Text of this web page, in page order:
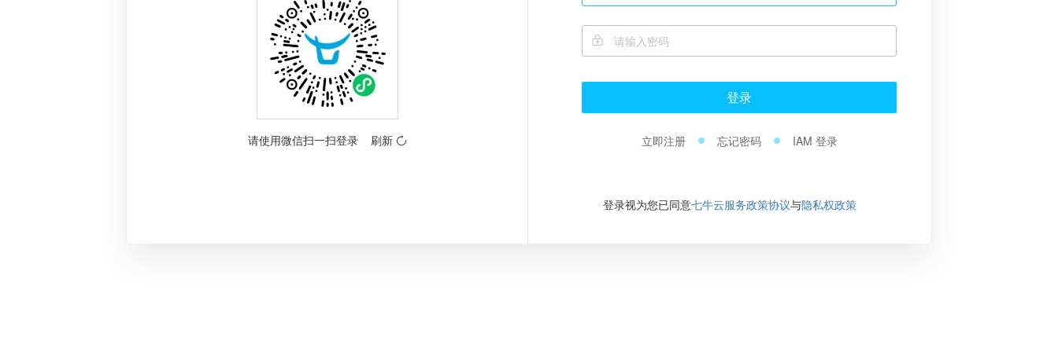
请使用微信扫一扫登录 刷新
登录
立即注册 忘记密码 IAM 登录
登录视为您已同意七牛云服务政策协议与隐私权政策